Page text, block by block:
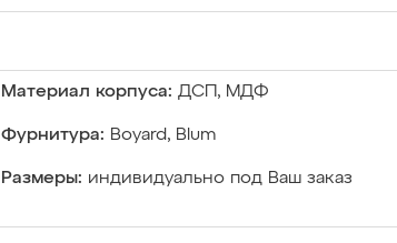
Материал корпуса: ДСП, МДФ
Фурнитура: Boyard, Blum
Размеры: индивидуально под Ваш заказ